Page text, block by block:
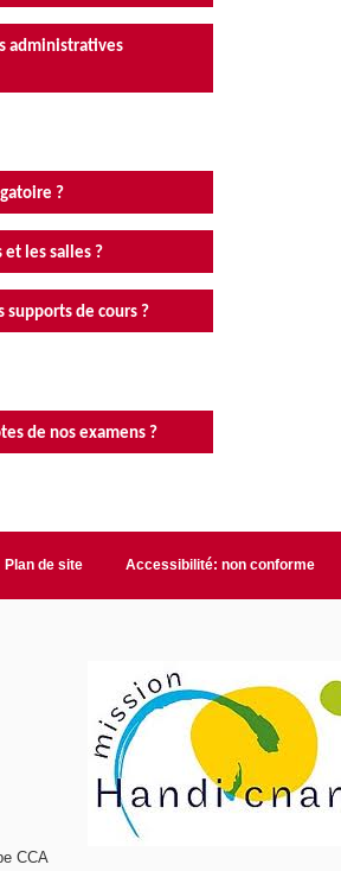
administratives
?
les salles ?
supports de cours ?
de nos examens ?
Plan de site Accessibilité: non conforme
CCA